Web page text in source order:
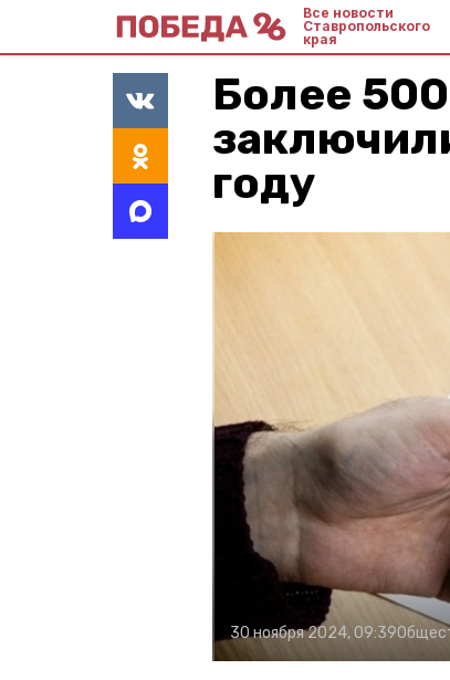
Все новости
Ставропольского
края
Более
году
30 ноября 2024, 09:39